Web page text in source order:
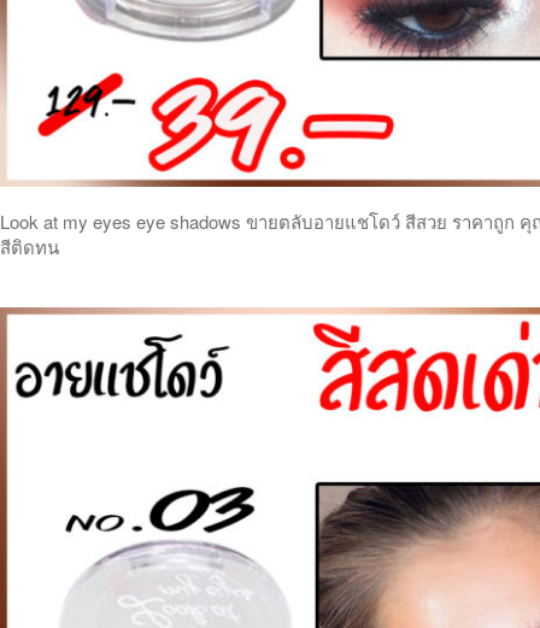
Look at my eyes eye shadows ขายตลับอายแชโดว์ สีสวย ราคาถูก
สีติดทน